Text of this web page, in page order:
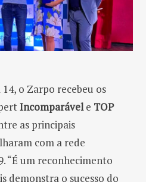
o Zarpo recebeu os
Incomparável e TOP
as principais
com a rede
“É um reconhecimento
demonstra o sucesso do